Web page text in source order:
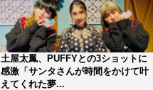
土屋太鳳、PUFFYとの3ショットに
感激「サンタさんが時間をかけて叶
えてくれた夢...